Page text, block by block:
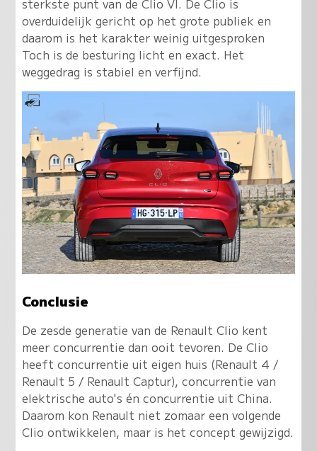
sterkste punt van de Clio VI. De Clio is
overduidelijk gericht op het grote publiek en
daarom is het karakter weinig uitgesproken
Toch is de besturing licht en exact. Het
weggedrag is stabiel en verfijnd.
Conclusie
De zesde generatie van de Renault Clio kent
meer concurrentie dan ooit tevoren. De Clio
heeft concurrentie uit eigen huis (Renault 4 /
Renault 5 / Renault Captur), concurrentie van
elektrische auto's én concurrentie uit China.
Daarom kon Renault niet zomaar een volgende
Clio ontwikkelen, maar is het concept gewijzigd.